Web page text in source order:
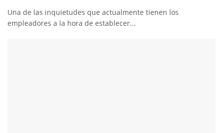
Una de las inquietudes que actualmente tienen los
empleadores a la hora de establecer...